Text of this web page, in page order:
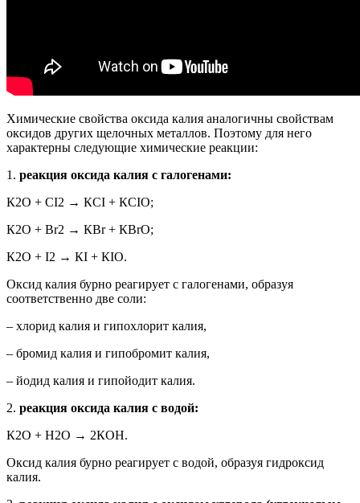
Химические свойства оксида калия аналогичны свойствам
оксидов других щелочных металлов. Поэтому для него
характерны следующие химические реакции:
1. реакция оксида калия с галогенами:
К2О + СІ2 → КСІ + КСІО;
К2О + Br2 → КBr + КBrО;
К2О + I2 → КI + КIО.
Оксид калия бурно реагирует с галогенами, образуя
соответственно две соли:
– хлорид калия и гипохлорит калия,
– бромид калия и гипобромит калия,
– йодид калия и гипойодит калия.
2. реакция оксида калия с водой:
К2О + Н2О → 2КОН.
Оксид калия бурно реагирует с водой, образуя гидроксид
калия.